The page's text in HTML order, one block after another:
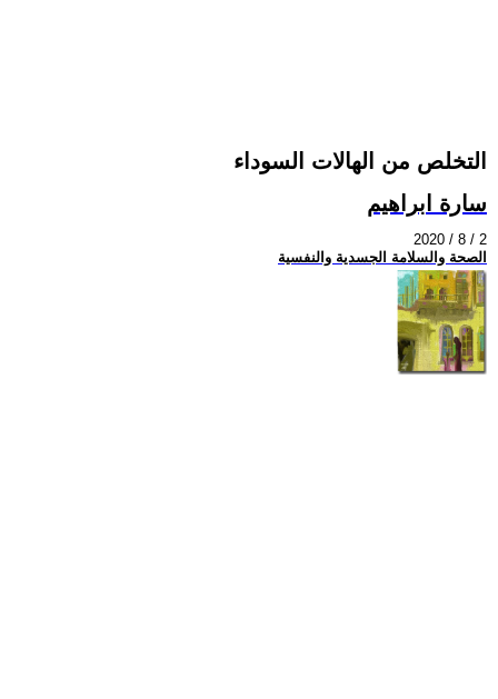
التخلص من الهالات السوداء
سارة ابراهيم
2020 / 8 / 2
الصحة والسلامة الجسدية والنفسية